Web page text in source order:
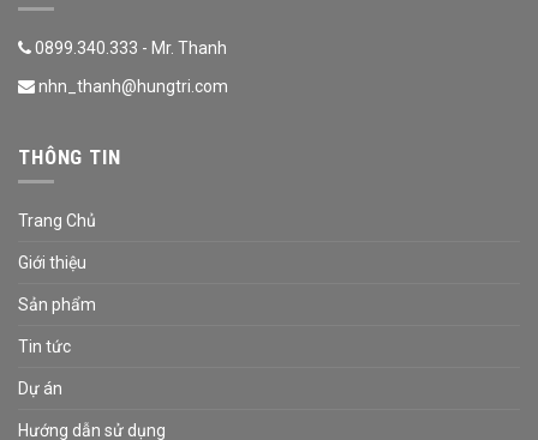
0899.340.333 - Mr. Thanh
nhn_thanh@hungtri.com
THÔNG TIN
Trang Chủ
Giới thiệu
Sản phẩm
Tin tức
Dự án
Hướng dẫn sử dụng